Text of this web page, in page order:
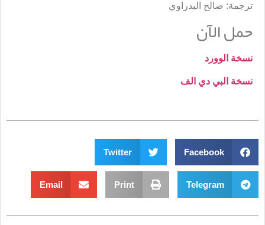
ترجمة: صالح البدراوي
حمل الآن
نسخة الوورد
نسخة البي دي الف
Facebook
Twitter
Telegram
Print
Email